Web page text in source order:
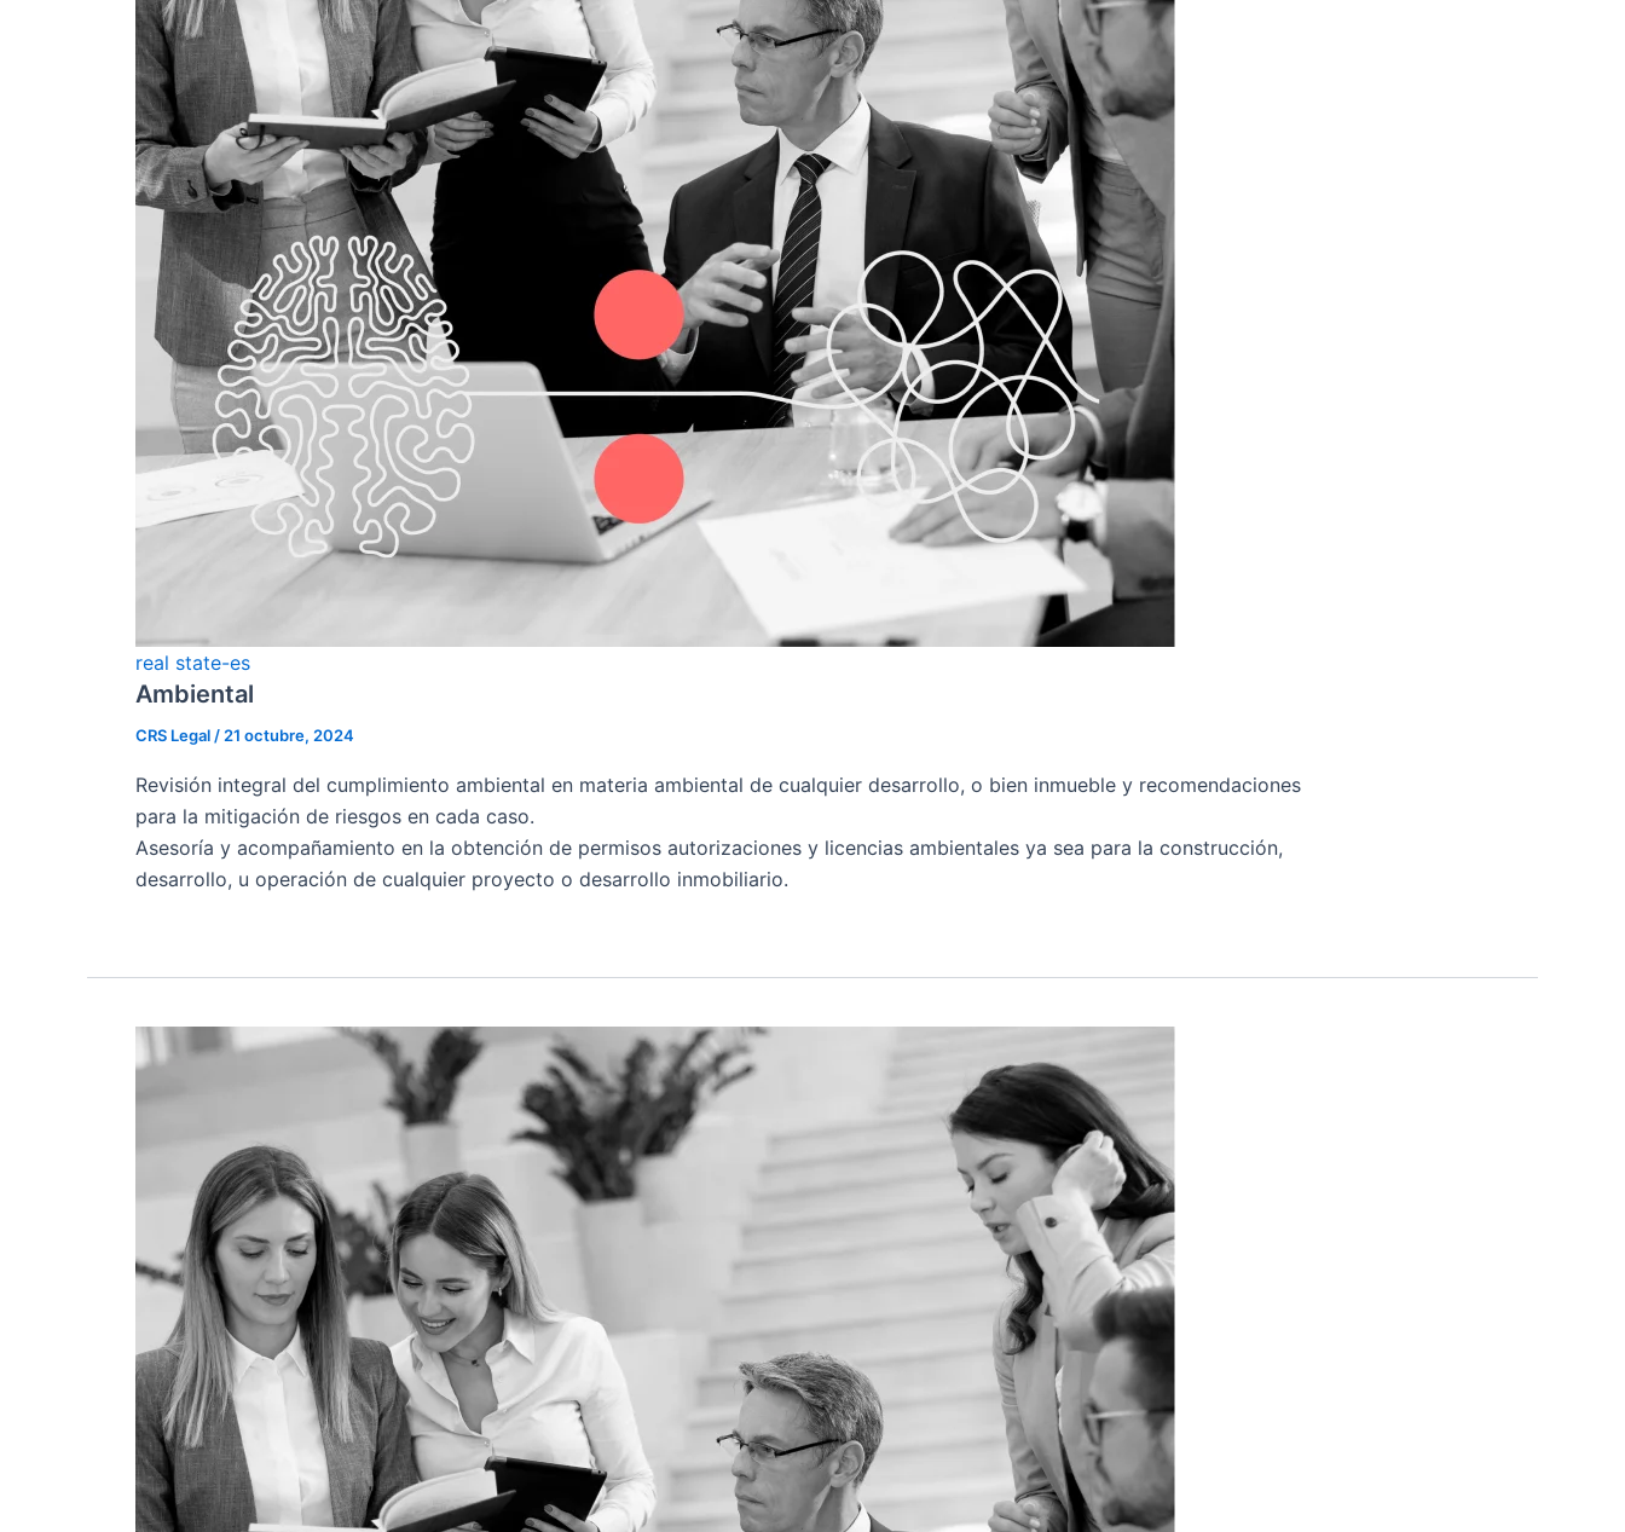
real state-es
Ambiental
CRS Legal / 21 octubre, 2024
Revisión integral del cumplimiento ambiental en materia ambiental de cualquier desarrollo, o bien inmueble y recomendaciones
para la mitigación de riesgos en cada caso.
Asesoría y acompañamiento en la obtención de permisos autorizaciones y licencias ambientales ya sea para la construcción,
desarrollo, u operación de cualquier proyecto o desarrollo inmobiliario.